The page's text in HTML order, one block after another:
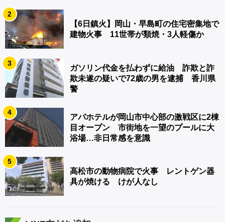
2
【6日鎮火】岡山・早島町の住宅密集地で
建物火事 11世帯が類焼・3人軽傷か
3
ガソリン代金を払わずに給油 詐欺と詐
欺未遂の疑いで72歳の男を逮捕 香川県
警
4
アパホテルが岡山市中心部の激戦区に2棟
目オープン 市街地を一望のプールに大
浴場…非日常感を意識
5
高松市の動物病院で火事 レントゲン器
具が焼ける けが人なし